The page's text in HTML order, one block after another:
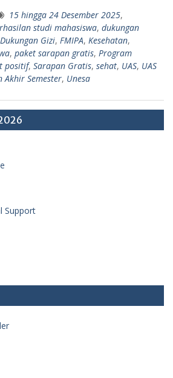
15 hingga 24 Desember 2025,
studi mahasiswa, dukungan
Dukungan Gizi, FMIPA, Kesehatan,
, paket sarapan gratis, Program
positif, Sarapan Gratis, sehat, UAS, UAS
Akhir Semester, Unesa
Support